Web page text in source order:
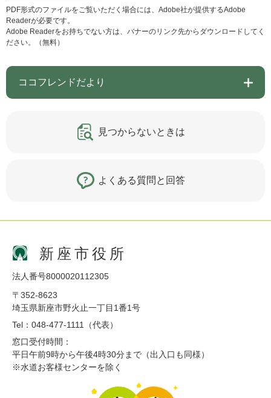
PDF形式のファイルをご覧いただく場合には、Adobe社が提供するAdobe
Readerが必要です。
Adobe Readerをお持ちでない方は、バナーのリンク先からダウンロードしてく
ださい。（無料）
ココフレンドだより
見つからないときは
よくある質問と回答
新座市役所
法人番号8000020112305
〒352-8623
埼玉県新座市野火止一丁目1番1号
Tel：048-477-1111（代表）
窓口受付時間：
平日午前9時から午後4時30分まで（出入口も同様）
※水道お客様センターを除く